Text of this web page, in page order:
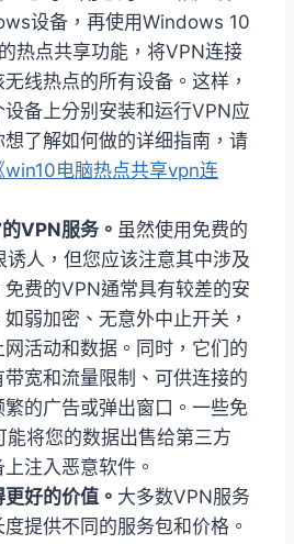
设备，再使用Windows 10
热点共享功能，将VPN连接
线热点的所有设备。这样，
备上分别安装和运行VPN应
了解如何做的详细指南，请
win10电脑热点共享vpn连
VPN服务。 虽然使用免费的
人，但您应该注意其中涉及
费的VPN通常具有较差的安
弱加密、无意外中止开关，
活动和数据。同时，它们的
宽和流量限制、可供连接的
的广告或弹出窗口。一些免
能将您的数据出售给第三方
注入恶意软件。
好的价值。 大多数VPN服务
提供不同的服务包和价格。